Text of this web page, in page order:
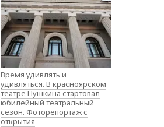
Время удивлять и
удивляться. В красноярском
театре Пушкина стартовал
юбилейный театральный
сезон. Фоторепортаж с
открытия